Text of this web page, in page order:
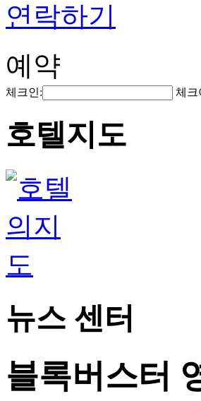
연락하기
예약
체크인: 체크
호텔지도
뉴스 센터
블록버스터